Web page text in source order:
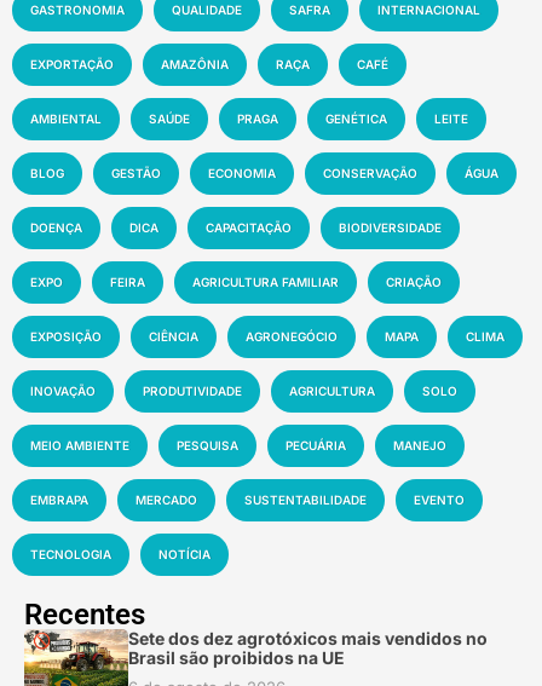
GASTRONOMIA QUALIDADE SAFRA INTERNACIONAL
EXPORTAÇÃO AMAZÔNIA RAÇA CAFÉ
AMBIENTAL SAÚDE PRAGA GENÉTICA LEITE
BLOG GESTÃO ECONOMIA CONSERVAÇÃO ÁGUA
DOENÇA DICA CAPACITAÇÃO BIODIVERSIDADE
EXPO FEIRA AGRICULTURA FAMILIAR CRIAÇÃO
EXPOSIÇÃO CIÊNCIA AGRONEGÓCIO MAPA CLIMA
INOVAÇÃO PRODUTIVIDADE AGRICULTURA SOLO
MEIO AMBIENTE PESQUISA PECUÁRIA MANEJO
EMBRAPA MERCADO SUSTENTABILIDADE EVENTO
TECNOLOGIA NOTÍCIA
Recentes
Sete dos dez agrotóxicos mais vendidos no
Brasil são proibidos na UE